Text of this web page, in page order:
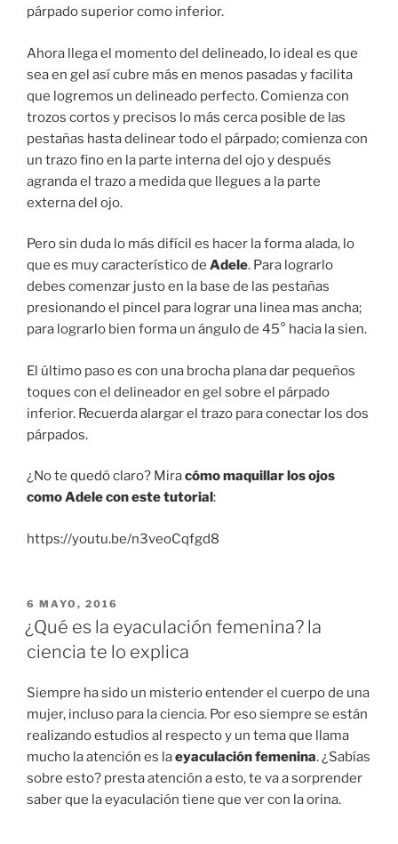
párpado superior como inferior.
Ahora llega el momento del delineado, lo ideal es que
sea en gel así cubre más en menos pasadas y facilita
que logremos un delineado perfecto. Comienza con
trozos cortos y precisos lo más cerca posible de las
pestañas hasta delinear todo el párpado; comienza con
un trazo fino en la parte interna del ojo y después
agranda el trazo a medida que llegues a la parte
externa del ojo.
Pero sin duda lo más difícil es hacer la forma alada, lo
que es muy característico de Adele. Para lograrlo
debes comenzar justo en la base de las pestañas
presionando el pincel para lograr una linea mas ancha;
para lograrlo bien forma un ángulo de 45° hacia la sien.
El último paso es con una brocha plana dar pequeños
toques con el delineador en gel sobre el párpado
inferior. Recuerda alargar el trazo para conectar los dos
párpados.
¿No te quedó claro? Miracómo maquillar los ojos
como Adele con este tutorial:
https://youtu.be/n3veoCqfgd8
PUBLICADO
EN
6 MAYO, 2016
¿Qué es la eyaculación femenina? la
ciencia te lo explica
Siempre ha sido un misterio entender el cuerpo de una
mujer, incluso para la ciencia. Por eso siempre se están
realizando estudios al respecto y un tema que llama
mucho la atención es laeyaculación femenina. ¿Sabías
sobre esto? presta atención a esto, te va a sorprender
saber que la eyaculación tiene que ver con la orina.